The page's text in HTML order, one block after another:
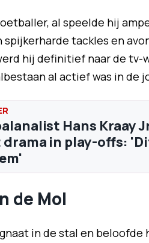
al speelde hij
tackles en
hij definitief naar de tv-
al actief was in de
Hans Kraay
in play-offs:
de Mol
in de stal en